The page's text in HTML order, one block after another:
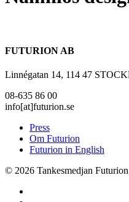
FUTURION AB
Linnégatan 14, 114 47
08-635 86 00
info[at]futurion.se
Press
Om Futurion
Futurion in English
© 2026 Tankesmedjan